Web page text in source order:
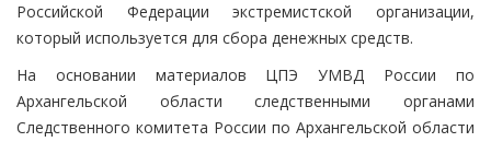
Российской Федерации экстремистской организации,
который используется для сбора денежных средств.
На основании материалов ЦПЭ УМВД России по
Архангельской области следственными органами
Следственного комитета России по Архангельской области